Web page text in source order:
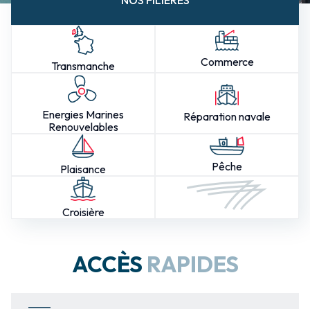
Transmanche Commerce
Energies Marines
Renouvelables
Réparation navale
Plaisance Pêche
Croisière
ACCÈS RAPIDES